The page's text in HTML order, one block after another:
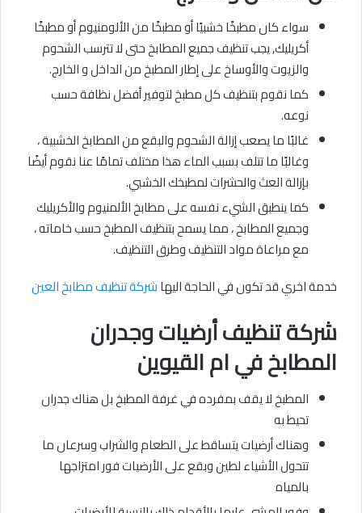
سواء كان مطبخًا خشبيًا أو مطبخًا من الألومنيوم أو مطبخًا
أكريليك, يجب تنظيف جميع المطابخ حتى لا تترسب الشحوم
والزيوت والأوساخ على إطار المطبخ من الداخل و الخارج.
كما نقوم بتنظيف كل مطبخ لتوفير أفضل نظافة حسب
نوعه.
غالبًا ما يصعب إزالة الشحوم والبقع من المطابخ الخشبية ،
وغالبًا ما تتلف بسبب الماء هذا مختلف تمامًا عنا نقوم أيضًا
بإزالة العث والحشرات لمطبخك الخشبي.
كما ينطبق الشيء نفسه على مطابخ الألمنيوم والأكريليك
وجميع المطابخ ، مما يسمح بتنظيف المطبخ حسب خاماته ،
مع مراعاة مواد التنظيف وطرق التنظيف.
خدمة اخري قد تكون في الحاجة اليهاشركة تنظيف مطابخ العين
شركةتنظيف أرضيات وجدران
المطابخفي ام القيوين
المطبخ لا يقف بمفرده في غرفة المطبخ بل هناك جدران
تحيط به
وهناك أرضيات يتساقط على الطعام والشراب وسرعان ما
تتحول الأشياء لطين وبقع على الأرضيات فور امتزاجها
بالمياه